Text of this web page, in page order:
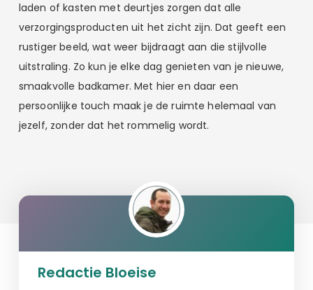
laden of kasten met deurtjes zorgen dat alle
verzorgingsproducten uit het zicht zijn. Dat geeft een
rustiger beeld, wat weer bijdraagt aan die stijlvolle
uitstraling. Zo kun je elke dag genieten van je nieuwe,
smaakvolle badkamer. Met hier en daar een
persoonlijke touch maak je de ruimte helemaal van
jezelf, zonder dat het rommelig wordt.
Redactie Bloeise